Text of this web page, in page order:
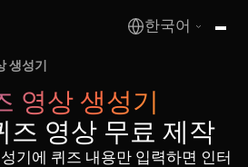
한국어
생성기
영상 생성기
즈 영상 무료 제작
기에 퀴즈 내용만 입력하면 인터